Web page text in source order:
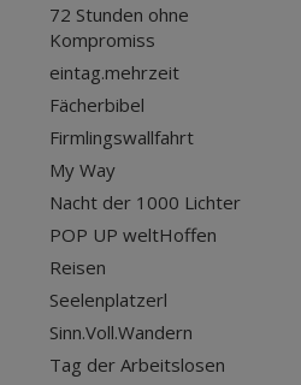
72 Stunden ohne
Kompromiss
eintag.mehrzeit
Fächerbibel
Firmlingswallfahrt
My Way
Nacht der 1000 Lichter
POP UP weltHoffen
Reisen
Seelenplatzerl
Sinn.Voll.Wandern
Tag der Arbeitslosen